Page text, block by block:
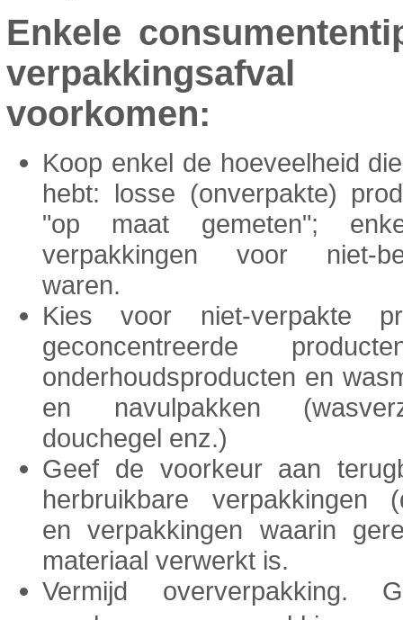
Enkele
voorkomen:
Koop enkel de hoeveelheid
hebt: losse (onverpakte)
"op maat gemeten";
verpakkingen voor niet-
waren.
Kies voor niet-verpakte
geconcentreerde
onderhoudsproducten en
en navulpakken
douchegel enz.)
Geef de voorkeur aan
herbruikbare verpakkingen
en verpakkingen waarin
materiaal verwerkt is.
Vermijd oververpakking.